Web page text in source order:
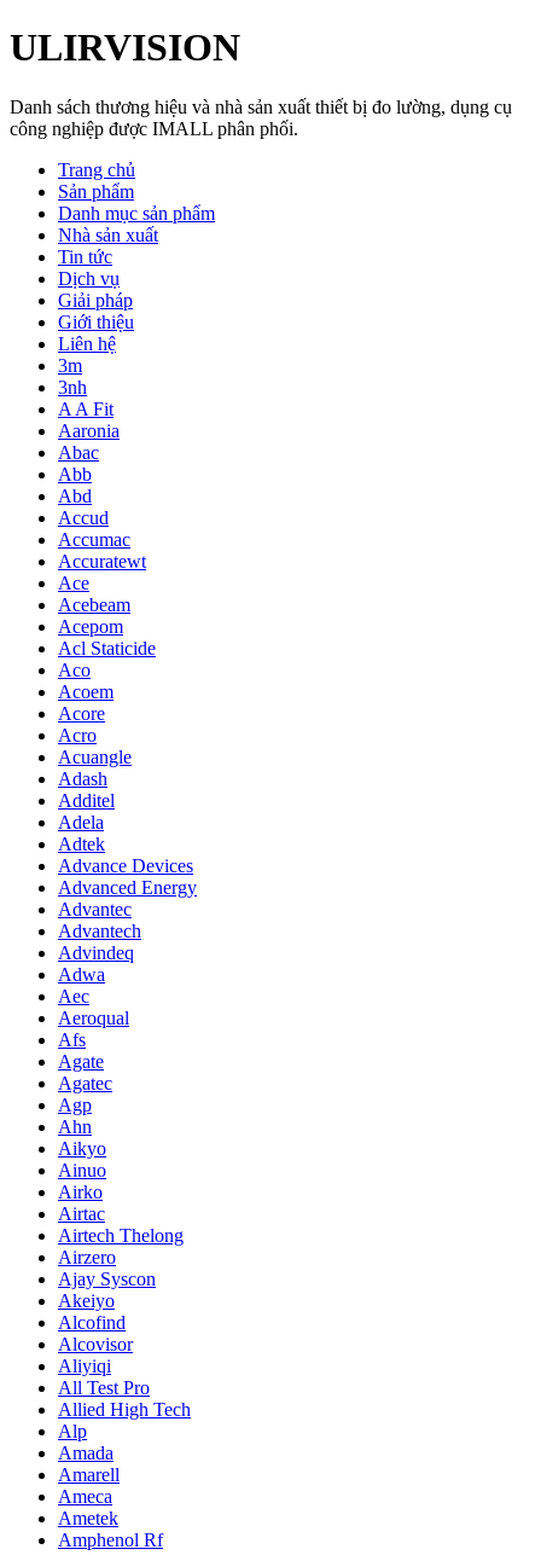
ULIRVISION
Danh sách thương hiệu và nhà sản xuất thiết bị đo lường, dụng cụ
công nghiệp được IMALL phân phối.
Trang chủ
Sản phẩm
Danh mục sản phẩm
Nhà sản xuất
Tin tức
Dịch vụ
Giải pháp
Giới thiệu
Liên hệ
3m
3nh
A A Fit
Aaronia
Abac
Abb
Abd
Accud
Accumac
Accuratewt
Ace
Acebeam
Acepom
Acl Staticide
Aco
Acoem
Acore
Acro
Acuangle
Adash
Additel
Adela
Adtek
Advance Devices
Advanced Energy
Advantec
Advantech
Advindeq
Adwa
Aec
Aeroqual
Afs
Agate
Agatec
Agp
Ahn
Aikyo
Ainuo
Airko
Airtac
Airtech Thelong
Airzero
Ajay Syscon
Akeiyo
Alcofind
Alcovisor
Aliyiqi
All Test Pro
Allied High Tech
Alp
Amada
Amarell
Ameca
Ametek
Amphenol Rf